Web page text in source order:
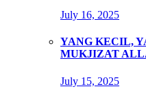
July 16, 2025
YANG KECIL,
MUKJIZAT
July 15, 2025